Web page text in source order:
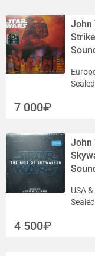
Secrets)
B6. Flying Theme
John
7 000
John
USA
4 500